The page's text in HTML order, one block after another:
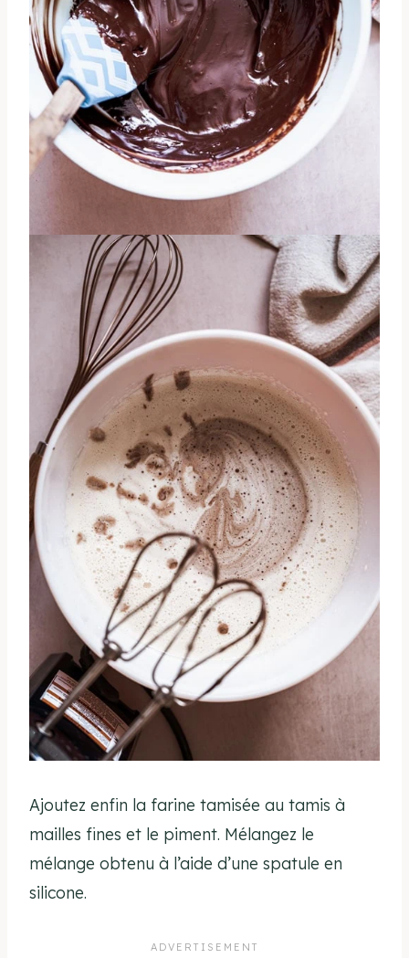
Ajoutez enfin la farine tamisée au tamis à
mailles fines et le piment. Mélangez le
mélange obtenu à l’aide d’une spatule en
silicone.